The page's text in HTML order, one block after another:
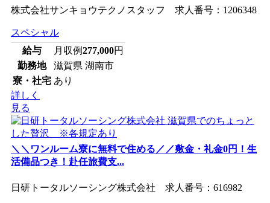
株式会社サンキョウテクノスタッフ 求人番号：1206348
スペシャル
給与
月収例277,000円
勤務地
滋賀県 湖南市
寮・社宅 あり
詳しく
見る
＼＼ワンルーム寮に無料で住める／／敷金・礼金0円！生
活備品つき！赴任旅費支...
日研トータルソーシング株式会社 求人番号：616982